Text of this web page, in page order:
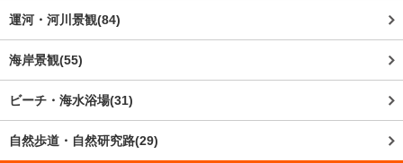
運河・河川景観(84)
海岸景観(55)
ビーチ・海水浴場(31)
自然歩道・自然研究路(29)